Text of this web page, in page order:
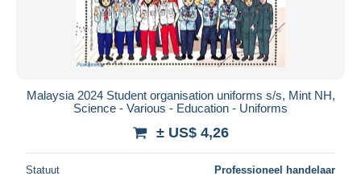
Toepassen
Malaysia 2024 Student organisation uniforms s/s, Mint NH,
Science - Various - Education - Uniforms
± US$ 4,26
Statuut Professioneel handelaar